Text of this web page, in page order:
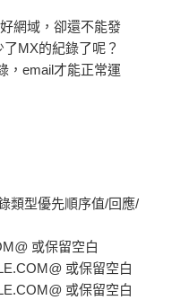
網域，卻還不能發
MX的紀錄了呢？
，email才能正常運
類型優先順序值/回應/
@ 或保留空白
@ 或保留空白
@ 或保留空白